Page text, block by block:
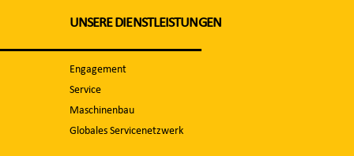
UNSERE DIENSTLEISTUNGEN
Engagement
Service
Maschinenbau
Globales Servicenetzwerk